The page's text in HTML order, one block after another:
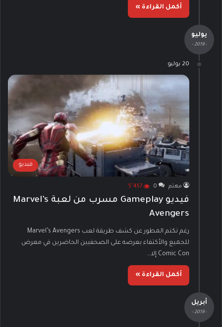
أكمل القراءة »
يوليو
- 2019 -
20 يوليو
فيديو
مهتم 0 5٬457
فيديو Gameplay مسرب من لعبة Marvel’s
Avengers
رغم تكتم المطور عن كشف طريقة لعب Marvel’s Avengers
للجميع والأكتفاء بعرضه على الصحفيين الحاضرين في معرض
Comic Con إلا…
أكمل القراءة »
أبريل
- 2019 -